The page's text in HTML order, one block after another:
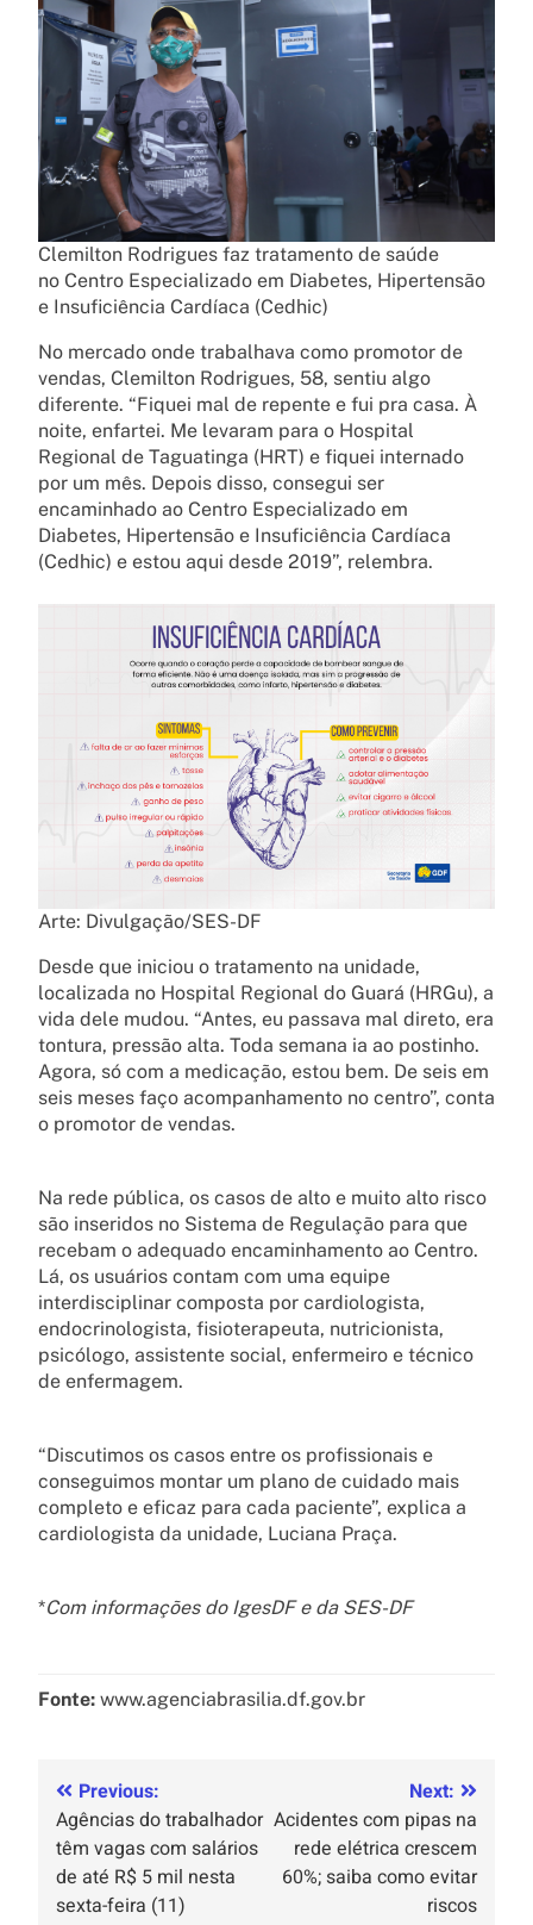
Clemilton Rodrigues faz tratamento de saúde
no Centro Especializado em Diabetes, Hipertensão
e Insuficiência Cardíaca (Cedhic)
No mercado onde trabalhava como promotor de
vendas, Clemilton Rodrigues, 58, sentiu algo
diferente. “Fiquei mal de repente e fui pra casa. À
noite, enfartei. Me levaram para o Hospital
Regional de Taguatinga (HRT) e fiquei internado
por um mês. Depois disso, consegui ser
encaminhado ao Centro Especializado em
Diabetes, Hipertensão e Insuficiência Cardíaca
(Cedhic) e estou aqui desde 2019”, relembra.
Arte: Divulgação/SES-DF
Desde que iniciou o tratamento na unidade,
localizada no Hospital Regional do Guará (HRGu), a
vida dele mudou. “Antes, eu passava mal direto, era
tontura, pressão alta. Toda semana ia ao postinho.
Agora, só com a medicação, estou bem. De seis em
seis meses faço acompanhamento no centro”, conta
o promotor de vendas.
Na rede pública, os casos de alto e muito alto risco
são inseridos no Sistema de Regulação para que
recebam o adequado encaminhamento ao Centro.
Lá, os usuários contam com uma equipe
interdisciplinar composta por cardiologista,
endocrinologista, fisioterapeuta, nutricionista,
psicólogo, assistente social, enfermeiro e técnico
de enfermagem.
“Discutimos os casos entre os profissionais e
conseguimos montar um plano de cuidado mais
completo e eficaz para cada paciente”, explica a
cardiologista da unidade, Luciana Praça.
*Com informações do IgesDF e da SES-DF
Fonte: www.agenciabrasilia.df.gov.br
Previous:
Agências do trabalhador
têm vagas com salários
de até R$ 5 mil nesta
sexta-feira (11)
Next:
Acidentes com pipas na
rede elétrica crescem
60%; saiba como evitar
riscos